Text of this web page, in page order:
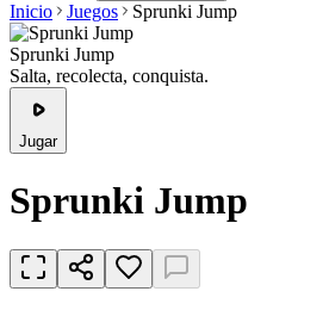
Inicio Juegos Sprunki Jump
Sprunki Jump
Salta, recolecta, conquista.
Jugar
Sprunki Jump